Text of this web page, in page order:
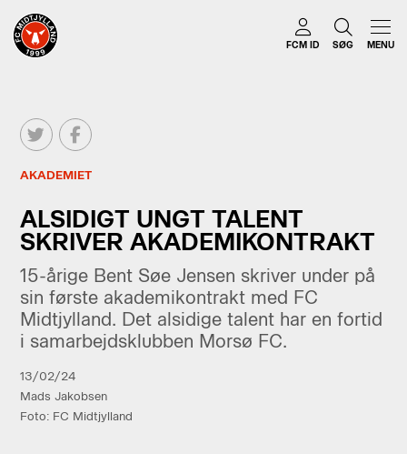
FCM ID SØG MENU
AKADEMIET
ALSIDIGT UNGT TALENT
SKRIVER AKADEMIKONTRAKT
15-årige Bent Søe Jensen skriver under på
sin første akademikontrakt med FC
Midtjylland. Det alsidige talent har en fortid
i samarbejdsklubben Morsø FC.
13/02/24
Mads Jakobsen
Foto: FC Midtjylland